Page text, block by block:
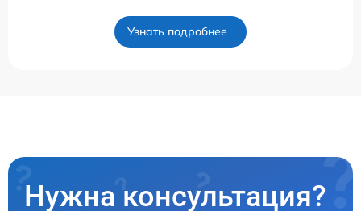
Узнать подробнее
Нужна консультация?